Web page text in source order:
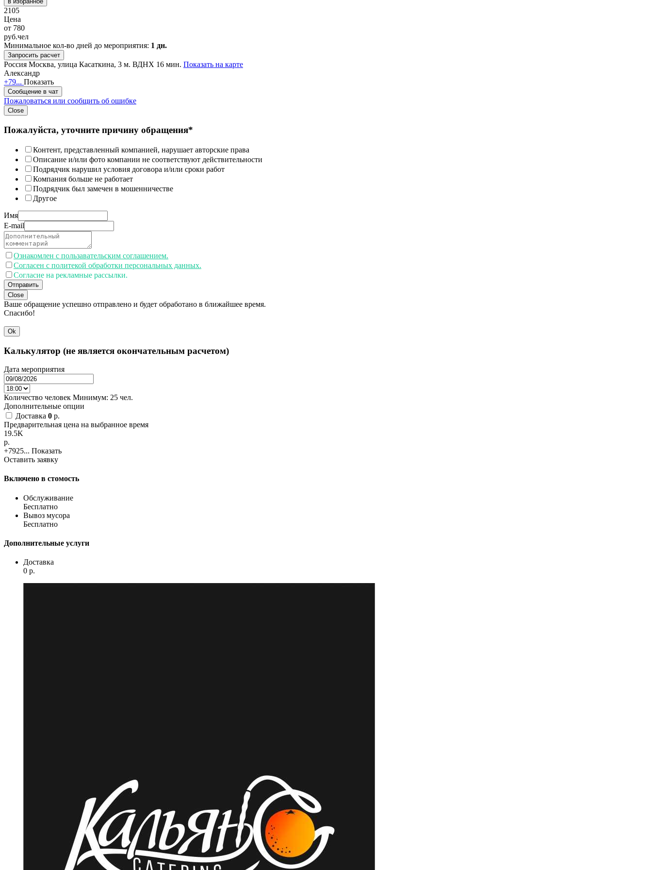
2105
Цена
от 780
руб.чел
Минимальное кол-во дней до мероприятия: 1 дн.
Запросить расчет
Россия Москва, улица Касаткина, 3 м. ВДНХ 16 мин. Показать на карте
Александр
+79... Показать
Сообщение в чат
Пожаловаться или сообщить об ошибке
Close
Пожалуйста, уточните причину обращения*
Контент, представленный компанией, нарушает авторские права
Описание и/или фото компании не соответствуют действительности
Подрядчик нарушил условия договора и/или сроки работ
Компания больше не работает
Подрядчик был замечен в мошенничестве
Другое
Имя
E-mail
Ознакомлен с пользавательским соглашением.
Согласен с политекой обработки персональных данных.
Согласие на рекламные рассылки.
Отправить
Close
Ваше обращение успешно отправлено и будет обработано в ближайшее время.
Спасибо!
Ok
Калькулятор (не является окончательным расчетом)
Дата мероприятия
Количество человек Минимум: 25 чел.
Дополнительные опции
Доставка 0 p.
Предварительная цена на выбранное время
19.5K
p.
+7925... Показать
Оставить заявку
Включено в стомость
Обслуживание
Бесплатно
Вывоз мусора
Бесплатно
Дополнительные услуги
Доставка
0 p.